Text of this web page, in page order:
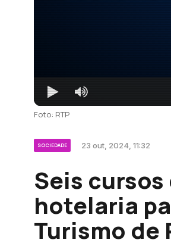
Foto: RTP
SOCIEDADE 23 out, 2024, 11:32
Seis cursos
hotelaria
Turismo de